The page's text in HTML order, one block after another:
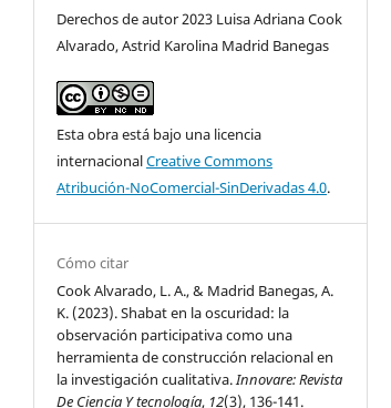
Derechos de autor 2023 Luisa Adriana Cook
Alvarado, Astrid Karolina Madrid Banegas
Esta obra está bajo una licencia
internacionalCreative Commons
Atribución-NoComercial-SinDerivadas 4.0.
Cómo citar
Cook Alvarado, L. A., & Madrid Banegas, A.
K. (2023). Shabat en la oscuridad: la
observación participativa como una
herramienta de construcción relacional en
la investigación cualitativa.Innovare: Revista
De Ciencia Y tecnología, 12(3), 136-141.